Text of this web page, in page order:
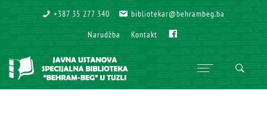
+387 35 277 340
+387 35 277 340 bibliotekar@behrambeg.ba
bibliotekar@behrambeg.ba
Narudžba
Narudžba Kontakt
Kontakt